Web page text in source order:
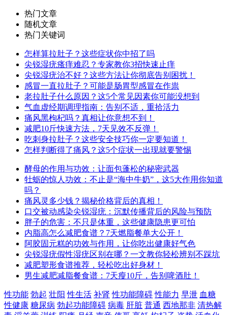
热门文章
随机文章
热门关键词
怎样算拉肚子？这些症状你中招了吗
尖锐湿疣瘙痒难忍？专家教你3招快速止痒
尖锐湿疣治不好？这些方法让你彻底告别困扰！
感冒一直拉肚子？可能是肠胃型感冒在作祟
老拉肚子什么原因？这5个常见因素你可能没想到
气血虚经期调理指南：告别不适，重拾活力
痛风黑枸杞吗？真相让你意想不到！
减肥10斤快速方法，7天见效不反弹！
吃刺身拉肚子？这些安全技巧你一定要知道！
怎样判断得了痛风？这5个症状一出现就要警惕
酵母的作用与功效：让面包蓬松的秘密武器
牡蛎的惊人功效：不止是“海中牛奶”，这5大作用你知道
吗？
痛风灵多少钱？揭秘价格背后的真相！
口交被动感染尖锐湿疣：沉默传播背后的风险与预防
胖子的危害：不只是体重，这些健康隐患更可怕
内脂高怎么减肥食谱？7天燃脂餐单大公开！
阿胶固元糕的功效与作用，让你吃出健康好气色
尖锐湿疣假性湿疣区别在哪？一文教你轻松辨别不踩坑
减肥塑形食谱推荐，轻松吃出好身材！
男生减肥减脂餐食谱：7天瘦10斤，告别啤酒肚！
性功能 勃起 壮阳 性生活 补肾 性功能障碍 性能力 早泄 血糖
性健康 糖尿病 勃起功能障碍 病毒 肝脏 普通 西地那非 清热解